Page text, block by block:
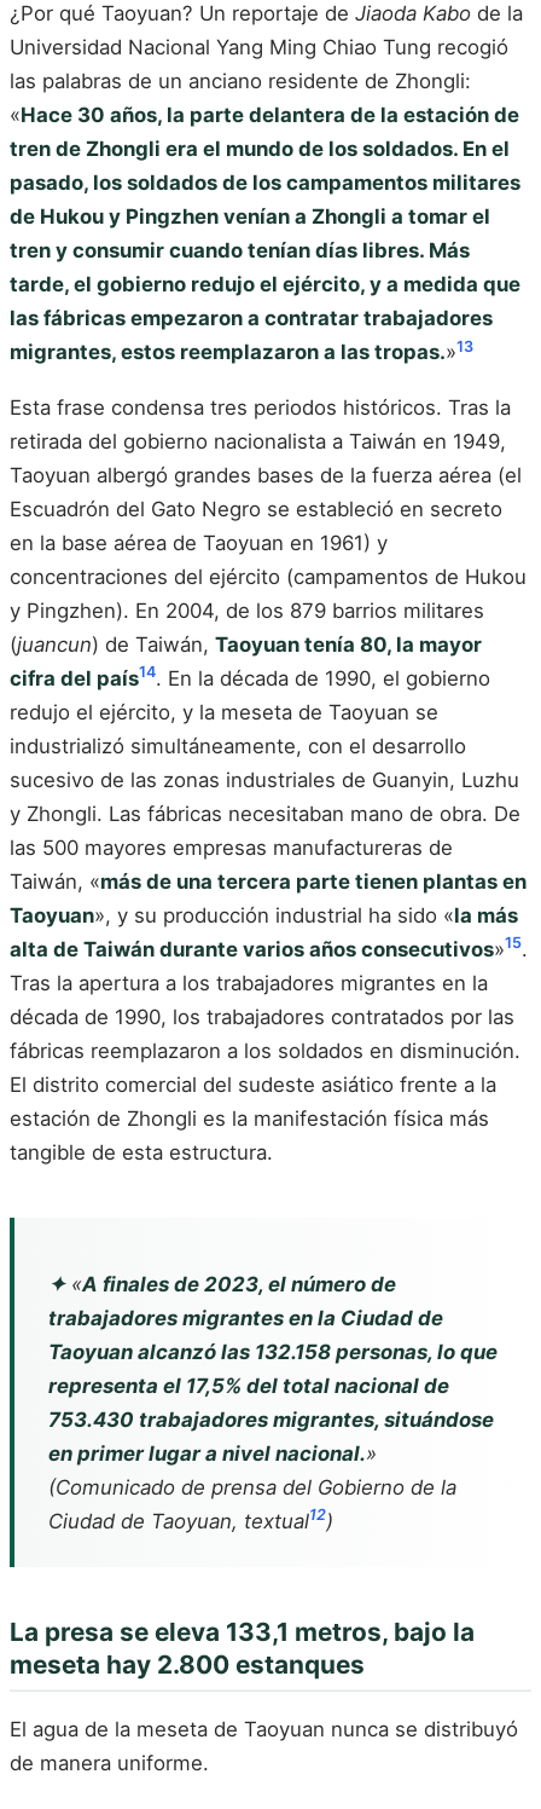
¿Por qué Taoyuan? Un reportaje de Jiaoda Kabo de la
Universidad Nacional Yang Ming Chiao Tung recogió
las palabras de un anciano residente de Zhongli:
«Hace 30 años, la parte delantera de la estación de
tren de Zhongli era el mundo de los soldados. En el
pasado, los soldados de los campamentos militares
de Hukou y Pingzhen venían a Zhongli a tomar el
tren y consumir cuando tenían días libres. Más
tarde, el gobierno redujo el ejército, y a medida que
las fábricas empezaron a contratar trabajadores
migrantes, estos reemplazaron a las tropas.»13
Esta frase condensa tres periodos históricos. Tras la
retirada del gobierno nacionalista a Taiwán en 1949,
Taoyuan albergó grandes bases de la fuerza aérea (el
Escuadrón del Gato Negro se estableció en secreto
en la base aérea de Taoyuan en 1961) y
concentraciones del ejército (campamentos de Hukou
y Pingzhen). En 2004, de los 879 barrios militares
(juancun) de Taiwán, Taoyuan tenía 80, la mayor
cifra del país14. En la década de 1990, el gobierno
redujo el ejército, y la meseta de Taoyuan se
industrializó simultáneamente, con el desarrollo
sucesivo de las zonas industriales de Guanyin, Luzhu
y Zhongli. Las fábricas necesitaban mano de obra. De
las 500 mayores empresas manufactureras de
Taiwán, «más de una tercera parte tienen plantas en
Taoyuan», y su producción industrial ha sido «la más
alta de Taiwán durante varios años consecutivos»15.
Tras la apertura a los trabajadores migrantes en la
década de 1990, los trabajadores contratados por las
fábricas reemplazaron a los soldados en disminución.
El distrito comercial del sudeste asiático frente a la
estación de Zhongli es la manifestación física más
tangible de esta estructura.
✦«A finales de 2023, el número de
trabajadores migrantes en la Ciudad de
Taoyuan alcanzó las 132.158 personas, lo que
representa el 17,5% del total nacional de
753.430 trabajadores migrantes, situándose
en primer lugar a nivel nacional.»
(Comunicado de prensa del Gobierno de la
Ciudad de Taoyuan, textual12)
La presa se eleva 133,1 metros, bajo la
meseta hay 2.800 estanques
El agua de la meseta de Taoyuan nunca se distribuyó
de manera uniforme.